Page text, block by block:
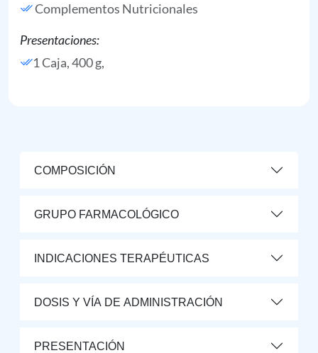
Complementos Nutricionales
Presentaciones:
1 Caja, 400 g,
COMPOSICIÓN
GRUPO FARMACOLÓGICO
INDICACIONES TERAPÉUTICAS
DOSIS Y VÍA DE ADMINISTRACIÓN
PRESENTACIÓN